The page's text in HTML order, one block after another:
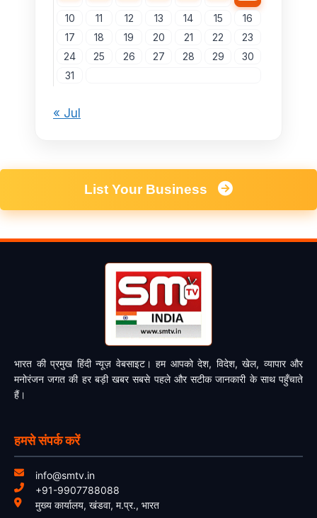
10 11 12 13 14 15
16
17
18 19 20 21 22
23
24
25 26 27 28 29
30
31
« Jul
List Your Business
भारत की प्रमुख हिंदी न्यूज़ वेबसाइट। हम आपको देश, विदेश, खेल, व्यापार और
मनोरंजन जगत की हर बड़ी खबर सबसे पहले और सटीक जानकारी के साथ पहुँचाते
हैं।
हमसे संपर्क करें
info@smtv.in
+91-9907788088
मुख्य कार्यालय, खंडवा, म.प्र., भारत